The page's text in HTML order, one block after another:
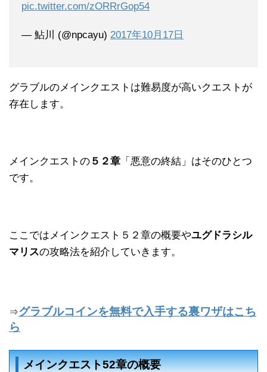
pic.twitter.com/zORRrGop54
— 鮎川 (@npcayu) 2017年10月17日
グラブルのメインクエストは難易度が高いクエストが
存在します。
メインクエストの ５２章 「悪意の終結」はそのひとつ
です。
ここではメインクエスト５２章の概要やユグドラシル
マリスの攻略法を紹介していきます。
⇒グラブルコインを無料で入手する裏ワザはこち
ら
メインクエスト52章の概要